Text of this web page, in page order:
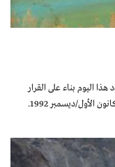
حدد هذا اليوم بناء على القرار
الذي أصدرته الجمعيّة العامة للأمم المتحدة بالإجماع في كانون الأول/ديسمبر 1992.